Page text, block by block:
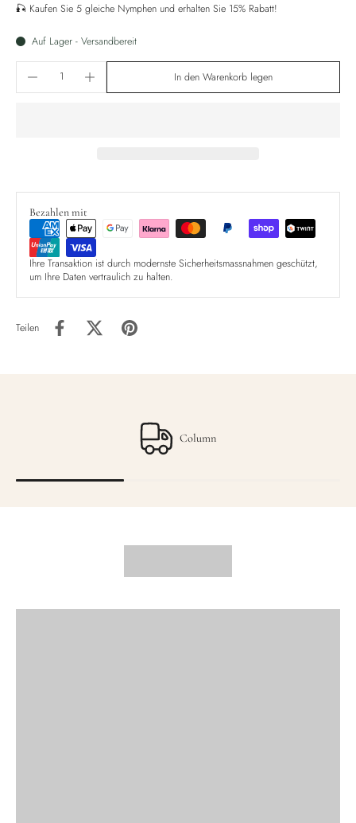
🎣 Kaufen Sie 5 gleiche Nymphen und erhalten Sie 15% Rabatt!
Auf Lager - Versandbereit
In den Warenkorb legen
Bezahlen mit
Ihre Transaktion ist durch modernste Sicherheitsmassnahmen geschützt,
um Ihre Daten vertraulich zu halten.
Teilen
Column